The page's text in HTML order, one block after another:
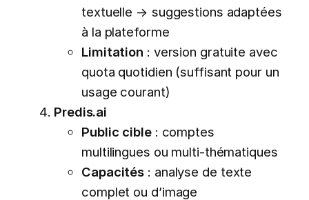
textuelle → suggestions adaptées
à la plateforme
Limitation : version gratuite avec
quota quotidien (suffisant pour un
usage courant)
Predis.ai
Public cible: comptes
multilingues ou multi-thématiques
Capacités : analyse de texte
complet ou d’image